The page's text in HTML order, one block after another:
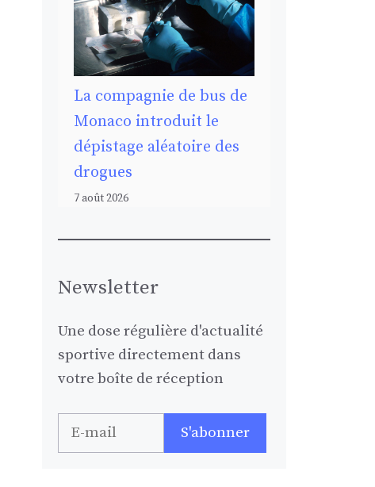
La compagnie de bus de
Monaco introduit le
dépistage aléatoire des
drogues
7 août 2026
Newsletter
Une dose régulière d'actualité
sportive directement dans
votre boîte de réception